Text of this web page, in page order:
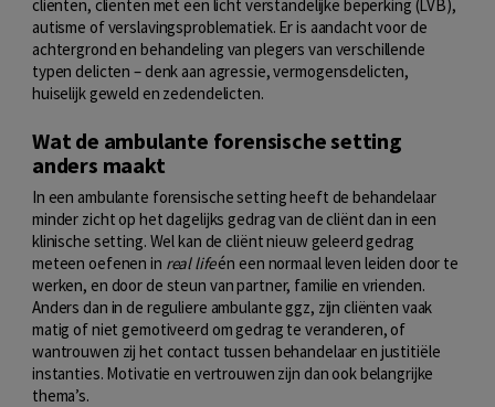
cliënten, cliënten met een licht verstandelijke beperking (LVB),
autisme of verslavingsproblematiek. Er is aandacht voor de
achtergrond en behandeling van plegers van verschillende
typen delicten – denk aan agressie, vermogensdelicten,
huiselijk geweld en zedendelicten.
Wat de ambulante forensische setting
anders maakt
In een ambulante forensische setting heeft de behandelaar
minder zicht op het dagelijks gedrag van de cliënt dan in een
klinische setting. Wel kan de cliënt nieuw geleerd gedrag
meteen oefenen in real lifeén een normaal leven leiden door te
werken, en door de steun van partner, familie en vrienden.
Anders dan in de reguliere ambulante ggz, zijn cliënten vaak
matig of niet gemotiveerd om gedrag te veranderen, of
wantrouwen zij het contact tussen behandelaar en justitiële
instanties. Motivatie en vertrouwen zijn dan ook belangrijke
thema’s.